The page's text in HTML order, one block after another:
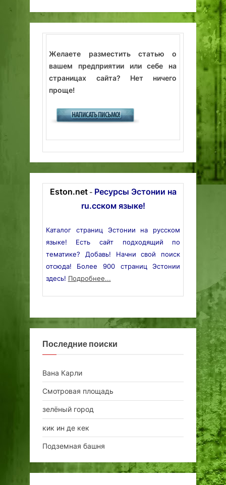
Желаете разместить статью о
вашем предприятии или себе на
страницах сайта? Нет ничего
проще!
Eston.net- Ресурсы Эстонии на
ru.сском языке!
Каталог страниц Эстонии на русском
языке! Есть сайт подходящий по
тематике? Добавь! Начни свой поиск
отсюда! Более 900 страниц Эстонии
здесь! Подробнее...
Последние поиски
Вана Карли
Смотровая площадь
зелёный город
кик ин де кек
Подземная башня